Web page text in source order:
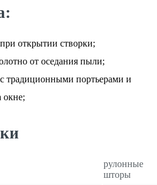
открытии створки;
от оседания пыли;
традиционными портьерами и
окне;
рулонные
шторы